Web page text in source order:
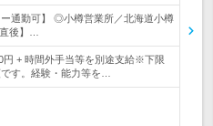
ー通勤可】 ◎小樽営業所／北海道小樽
後】…
円 + 時間外手当等を別途支給※下限
す。経験・能力等を…